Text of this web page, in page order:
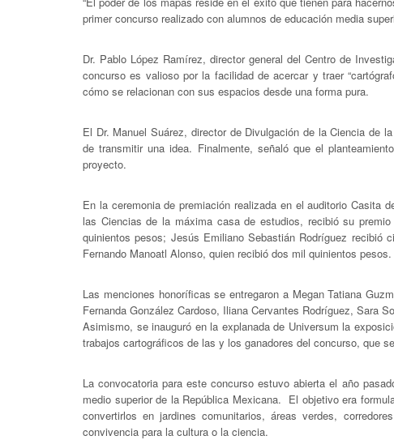
primer concurso realizado con alumnos de educación media
Dr. Pablo López Ramírez, director general del Centro de
concurso es valioso por la facilidad de acercar y traer
cómo se relacionan con sus espacios desde una forma pura.
El Dr. Manuel Suárez, director de Divulgación de la Ciencia de
de transmitir una idea. Finalmente, señaló que el
proyecto.
En la ceremonia de premiación realizada en el auditorio Casita
las Ciencias de la máxima casa de estudios, recibió su
quinientos pesos; Jesús Emiliano Sebastián Rodríguez
Fernando Manoatl Alonso, quien recibió dos mil quinientos pesos.
Las menciones honoríficas se entregaron a Megan Tatiana
Fernanda González Cardoso, Iliana Cervantes Rodríguez, Sara
Asimismo, se inauguró en la explanada de Universum la
trabajos cartográficos de las y los ganadores del concurso, que
La convocatoria para este concurso estuvo abierta el año
medio superior de la República Mexicana. El objetivo era
convertirlos en jardines comunitarios, áreas verdes,
convivencia para la cultura o la ciencia.